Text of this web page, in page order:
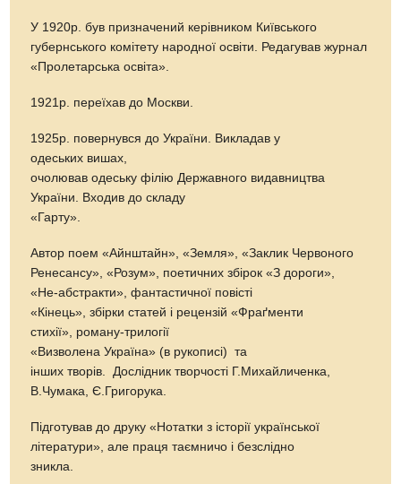
У 1920р. був призначений керівником Київського
губернського комітету народної освіти. Редагував журнал
«Пролетарська освіта».
1921р. переїхав до Москви.
1925р. повернувся до України. Викладав у
одеських вишах,
очолював одеську філію Державного видавництва
України. Входив до складу
«Гарту».
Автор поем «Айнштайн», «Земля», «Заклик Червоного
Ренесансу», «Розум», поетичних збірок «З дороги»,
«Не-абстракти», фантастичної повісті
«Кінець», збірки статей і рецензій «Фраґменти
стихії», роману-трилогії
«Визволена Україна» (в рукописі) та
інших творів. Дослідник творчості Г.Михайличенка,
В.Чумака, Є.Григорука.
Підготував до друку «Нотатки з історії української
літератури», але праця таємничо і безслідно
зникла.